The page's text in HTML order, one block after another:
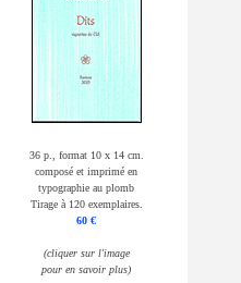
36 p., format 10 x 14 cm.
composé et imprimé en
typographie au plomb
Tirage à 120 exemplaires.
60 €
(cliquer sur l'image
pour en savoir plus)